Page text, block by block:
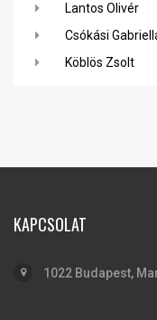
Lantos Olivér
Csókási
Köblös Zsolt
KAPCSOLAT
1022 Budapest,